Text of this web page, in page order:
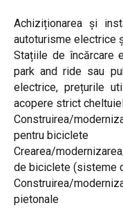
Achiziționarea și
autoturisme electrice
Stațiile de încărcare
park and ride sau
electrice, prețurile
acopere strict
Construirea/
pentru biciclete
Crearea/
de biciclete (sisteme
Construirea/
pietonale